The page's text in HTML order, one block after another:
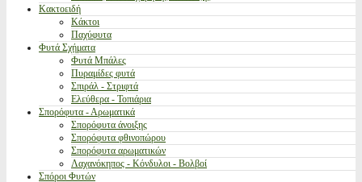
Κακτοειδή
Κάκτοι
Παχύφυτα
Φυτά Σχήματα
Φυτά Μπάλες
Πυραμίδες φυτά
Σπιράλ - Στριφτά
Ελεύθερα - Τοπιάρια
Σπορόφυτα - Αρωματικά
Σπορόφυτα άνοιξης
Σπορόφυτα φθινοπώρου
Σπορόφυτα αρωματικών
Λαχανόκηπος - Κόνδυλοι - Βολβοί
Σπόροι Φυτών